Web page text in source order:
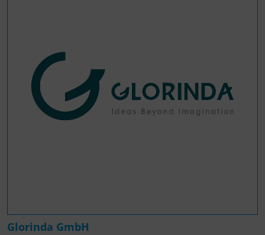
Glorinda GmbH